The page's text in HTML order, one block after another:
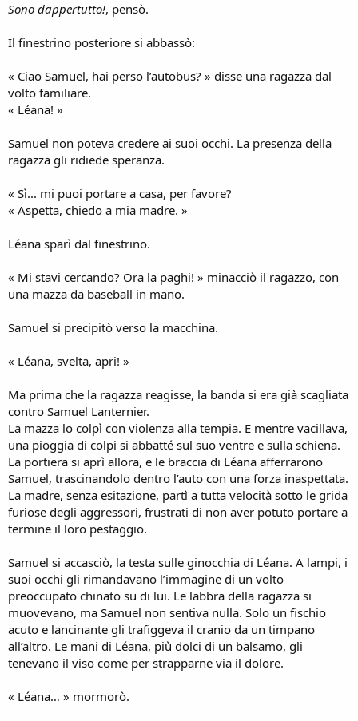
Sono dappertutto!, pensò.
Il finestrino posteriore si abbassò:
« Ciao Samuel, hai perso l’autobus? » disse una ragazza dal
volto familiare.
« Léana! »
Samuel non poteva credere ai suoi occhi. La presenza della
ragazza gli ridiede speranza.
« Sì... mi puoi portare a casa, per favore?
« Aspetta, chiedo a mia madre. »
Léana sparì dal finestrino.
« Mi stavi cercando? Ora la paghi! » minacciò il ragazzo, con
una mazza da baseball in mano.
Samuel si precipitò verso la macchina.
« Léana, svelta, apri! »
Ma prima che la ragazza reagisse, la banda si era già scagliata
contro Samuel Lanternier.
La mazza lo colpì con violenza alla tempia. E mentre vacillava,
una pioggia di colpi si abbatté sul suo ventre e sulla schiena.
La portiera si aprì allora, e le braccia di Léana afferrarono
Samuel, trascinandolo dentro l’auto con una forza inaspettata.
La madre, senza esitazione, partì a tutta velocità sotto le grida
furiose degli aggressori, frustrati di non aver potuto portare a
termine il loro pestaggio.
Samuel si accasciò, la testa sulle ginocchia di Léana. A lampi, i
suoi occhi gli rimandavano l’immagine di un volto
preoccupato chinato su di lui. Le labbra della ragazza si
muovevano, ma Samuel non sentiva nulla. Solo un fischio
acuto e lancinante gli trafiggeva il cranio da un timpano
all’altro. Le mani di Léana, più dolci di un balsamo, gli
tenevano il viso come per strapparne via il dolore.
« Léana… » mormorò.